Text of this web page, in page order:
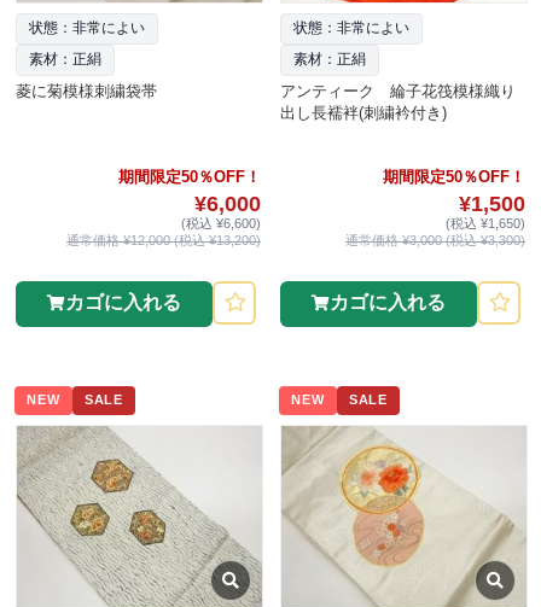
状態：非常によい
素材：正絹
菱に菊模様刺繍袋帯
期間限定50％OFF！
¥6,000
(税込 ¥6,600)
通常価格 ¥12,000 (税込 ¥13,200)
カゴに入れる
状態：非常によい
素材：正絹
アンティーク 綸子花筏模様織り
出し長襦袢(刺繍衿付き)
期間限定50％OFF！
¥1,500
(税込 ¥1,650)
通常価格 ¥3,000 (税込 ¥3,300)
カゴに入れる
NEW SALE NEW SALE